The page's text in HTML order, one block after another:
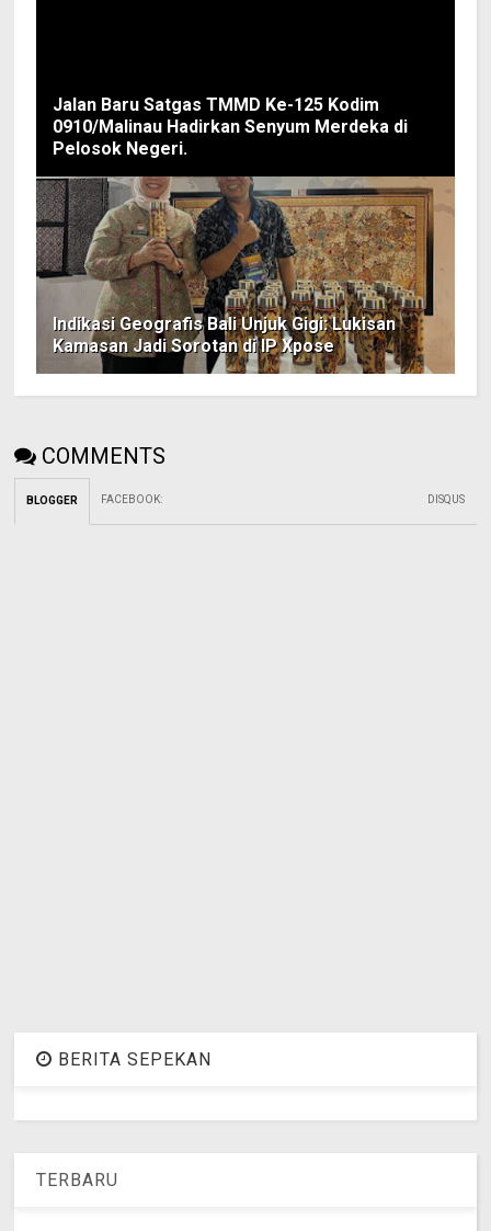
Jalan Baru Satgas TMMD Ke-125 Kodim
0910/Malinau Hadirkan Senyum Merdeka di
Pelosok Negeri.
Indikasi Geografis Bali Unjuk Gigi: Lukisan
Kamasan Jadi Sorotan di IP Xpose
COMMENTS
BLOGGER FACEBOOK: DISQUS
BERITA SEPEKAN
TERBARU